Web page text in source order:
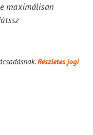
maximálisan
Részletes jogi